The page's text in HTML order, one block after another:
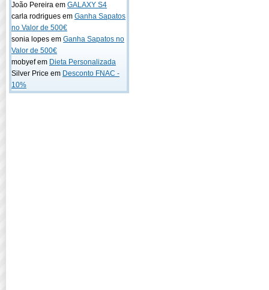
João Pereira em GALAXY S4
carla rodrigues em Ganha Sapatos
no Valor de 500€
sonia lopes em Ganha Sapatos no
Valor de 500€
mobyef em Dieta Personalizada
Silver Price em Desconto FNAC -
10%